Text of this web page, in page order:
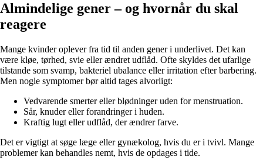
Almindelige gener – og hvornår du skal
reagere
Mange kvinder oplever fra tid til anden gener i underlivet. Det kan
være kløe, tørhed, svie eller ændret udflåd. Ofte skyldes det ufarlige
tilstande som svamp, bakteriel ubalance eller irritation efter barbering.
Men nogle symptomer bør altid tages alvorligt:
Vedvarende smerter eller blødninger uden for menstruation.
Sår, knuder eller forandringer i huden.
Kraftig lugt eller udflåd, der ændrer farve.
Det er vigtigt at søge læge eller gynækolog, hvis du er i tvivl. Mange
problemer kan behandles nemt, hvis de opdages i tide.